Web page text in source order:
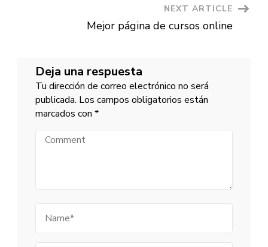
NEXT ARTICLE
Mejor página de cursos online
Deja una respuesta
Tu dirección de correo electrónico no será
publicada. Los campos obligatorios están
marcados con *
Comment